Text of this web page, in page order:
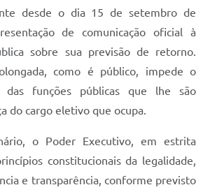
desde o dia 15 de setembro de
de comunicação oficial à
sobre sua previsão de retorno.
como é público, impede o
das funções públicas que lhe são
do cargo eletivo que ocupa.
o Poder Executivo, em estrita
constitucionais da legalidade,
e transparência, conforme previsto